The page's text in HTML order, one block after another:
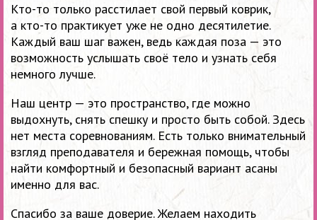
Кто-то только расстилает свой первый коврик,
а кто-то практикует уже не одно десятилетие.
Каждый ваш шаг важен, ведь каждая поза — это
возможность услышать своё тело и узнать себя
немного лучше.
Наш центр — это пространство, где можно
выдохнуть, снять спешку и просто быть собой. Здесь
нет места соревнованиям. Есть только внимательный
взгляд преподавателя и бережная помощь, чтобы
найти комфортный и безопасный вариант асаны
именно для вас.
Спасибо за ваше доверие. Желаем находить